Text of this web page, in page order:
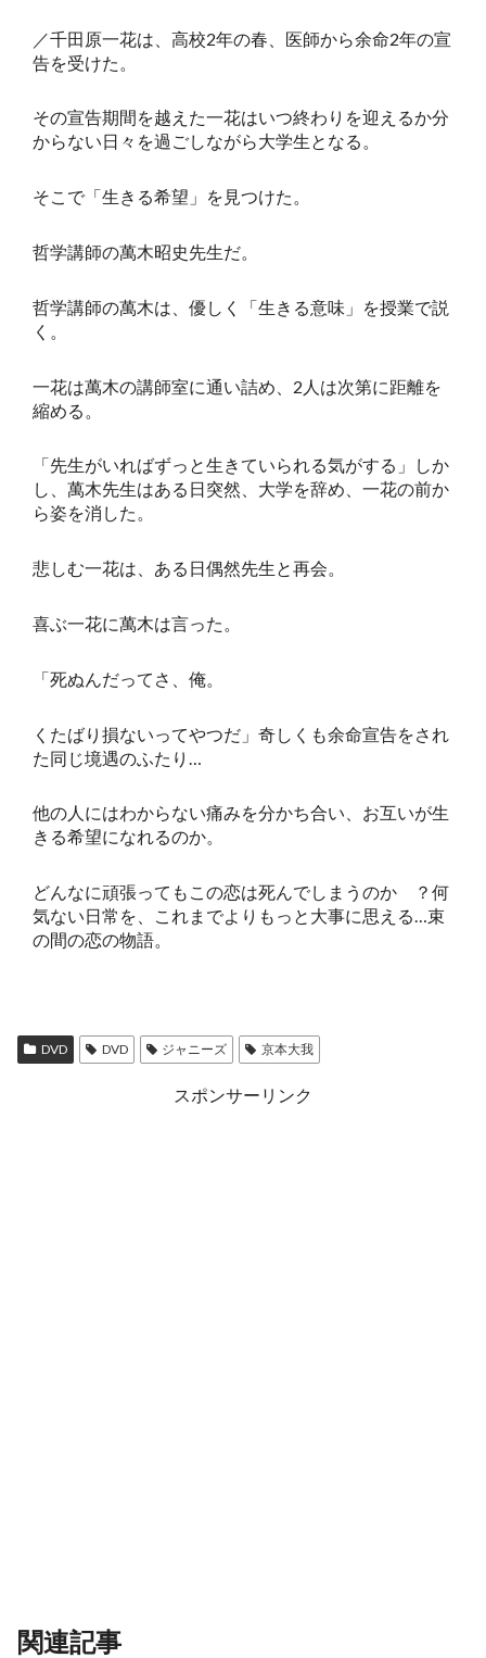
／千田原一花は、高校2年の春、医師から余命2年の宣
告を受けた。
その宣告期間を越えた一花はいつ終わりを迎えるか分
からない日々を過ごしながら大学生となる。
そこで「生きる希望」を見つけた。
哲学講師の萬木昭史先生だ。
哲学講師の萬木は、優しく「生きる意味」を授業で説
く。
一花は萬木の講師室に通い詰め、2人は次第に距離を
縮める。
「先生がいればずっと生きていられる気がする」しか
し、萬木先生はある日突然、大学を辞め、一花の前か
ら姿を消した。
悲しむ一花は、ある日偶然先生と再会。
喜ぶ一花に萬木は言った。
「死ぬんだってさ、俺。
くたばり損ないってやつだ」奇しくも余命宣告をされ
た同じ境遇のふたり…
他の人にはわからない痛みを分かち合い、お互いが生
きる希望になれるのか。
どんなに頑張ってもこの恋は死んでしまうのか ？何
気ない日常を、これまでよりもっと大事に思える…束
の間の恋の物語。
DVD DVD ジャニーズ 京本大我
スポンサーリンク
関連記事